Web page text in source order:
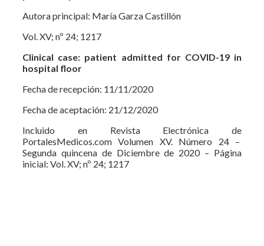
Autora principal: María Garza Castillón
Vol. XV; nº 24; 1217
Clinical case: patient admitted for COVID-19 in
hospital floor
Fecha de recepción: 11/11/2020
Fecha de aceptación: 21/12/2020
Incluido en Revista Electrónica de
PortalesMedicos.com Volumen XV. Número 24 –
Segunda quincena de Diciembre de 2020 – Página
inicial: Vol. XV; nº 24; 1217